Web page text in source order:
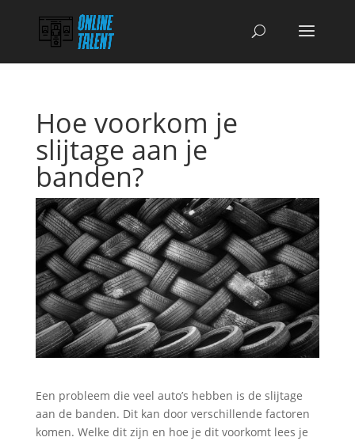
Hoe voorkom je
slijtage aan je
banden?
Een probleem die veel auto’s hebben is de slijtage
aan de banden. Dit kan door verschillende factoren
komen. Welke dit zijn en hoe je dit voorkomt lees je